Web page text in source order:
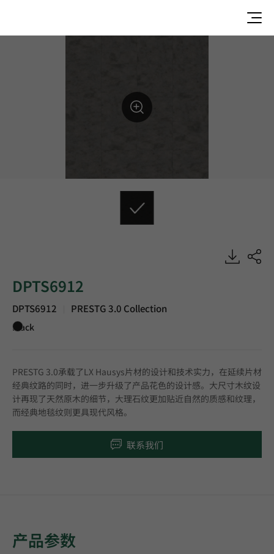
DPTS6912, PRESTG 3.0, Luxury Vinyl Tile, HFLOR
DPTS6912
DPTS6912 PRESTG 3.0 Collection
Black
PRESTG 3.0承载了LX Hausys片材的设计和技术实力，在延续片材
经典纹路的同时，进一步升级了产品花色的设计感。大尺寸木纹设
计再现了天然原木的细节，大理石纹更加贴近自然的质感和纹理，
而经典地毯纹则更具现代风格。
联系我们
产品参数